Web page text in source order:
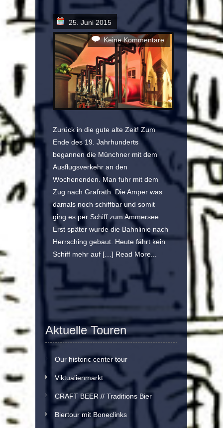
25. Juni 2015
Keine Kommentare
Zurück in die gute alte Zeit! Zum
Ende des 19. Jahrhunderts
begannen die Münchner mit dem
Ausflugsverkehr an den
Wochenenden. Man fuhr mit dem
Zug nach Grafrath. Die Amper was
damals noch schiffbar und somit
ging es per Schiff zum Ammersee.
Erst später wurde die Bahnlinie nach
Herrsching gebaut. Heute fährt kein
Schiff mehr auf […] Read More...
Aktuelle Touren
Our historic center tour
Viktualienmarkt
CRAFT BEER // Traditions Bier
Biertour mit Boneclinks